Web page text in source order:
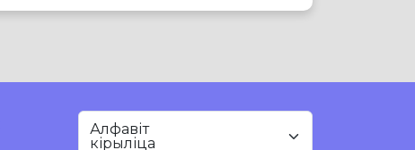
Алфавіт